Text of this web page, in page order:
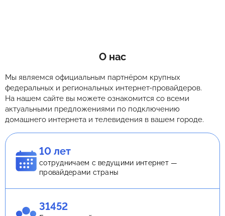
О нас
Мы являемся официальным партнёром крупных
федеральных и региональных интернет-провайдеров.
На нашем сайте вы можете ознакомится со всеми
актуальными предложениями по подключению
домашнего интернета и телевидения в вашем городе.
10 лет
сотрудничаем с ведущими интернет —
провайдерами страны
31452